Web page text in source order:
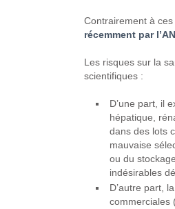
Contrairement à ces
récemment par
Les risques sur la
scientifiques :
D’une part, il
hépatique,
dans des lots
mauvaise
ou du
indésirables
D’autre part, la
commerciales